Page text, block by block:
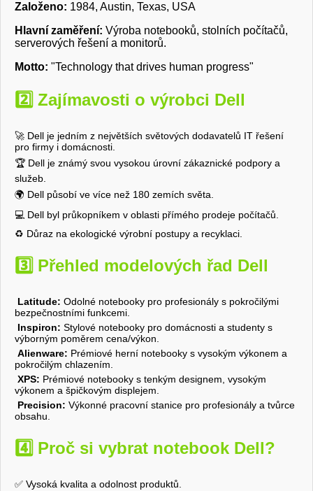
Založeno: 1984, Austin, Texas, USA
Hlavní zaměření: Výroba notebooků, stolních počítačů,
serverových řešení a monitorů.
Motto: "Technology that drives human progress"
2️⃣ Zajímavosti o výrobci Dell
🚀 Dell je jedním z největších světových dodavatelů IT řešení
pro firmy i domácnosti.
🏆 Dell je známý svou vysokou úrovní zákaznické podpory a
služeb.
🌍 Dell působí ve více než 180 zemích světa.
💻 Dell byl průkopníkem v oblasti přímého prodeje počítačů.
♻️ Důraz na ekologické výrobní postupy a recyklaci.
3️⃣ Přehled modelových řad Dell
Latitude: Odolné notebooky pro profesionály s pokročilými
bezpečnostními funkcemi.
Inspiron: Stylové notebooky pro domácnosti a studenty s
výborným poměrem cena/výkon.
Alienware: Prémiové herní notebooky s vysokým výkonem a
pokročilým chlazením.
XPS: Prémiové notebooky s tenkým designem, vysokým
výkonem a špičkovým displejem.
Precision: Výkonné pracovní stanice pro profesionály a tvůrce
obsahu.
4️⃣ Proč si vybrat notebook Dell?
✅ Vysoká kvalita a odolnost produktů.